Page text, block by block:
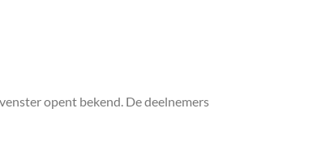
opent bekend. De deelnemers